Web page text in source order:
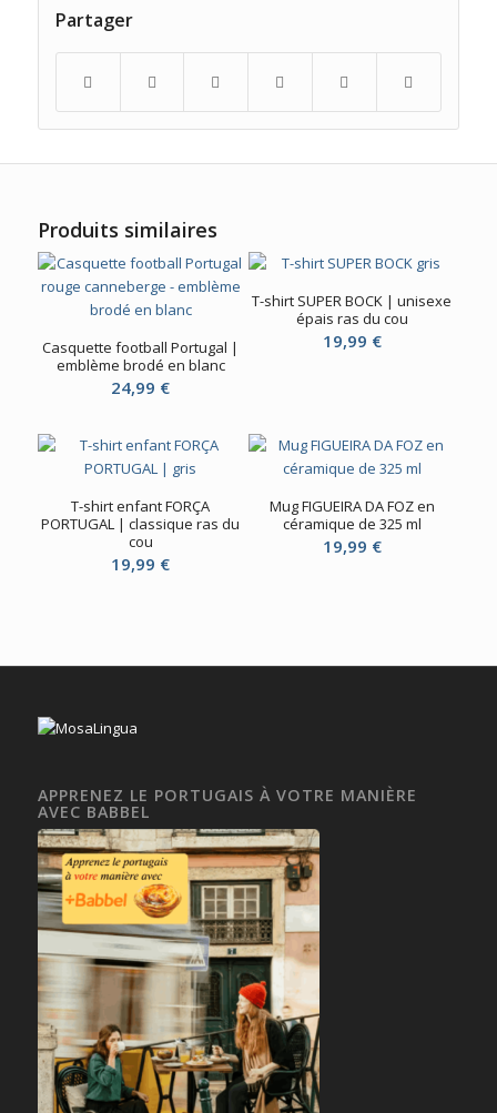
Partager
Produits similaires
Casquette football Portugal |
emblème brodé en blanc
24,99 €
T-shirt SUPER BOCK | unisexe
épais ras du cou
19,99 €
T-shirt enfant FORÇA
PORTUGAL | classique ras du
cou
19,99 €
Mug FIGUEIRA DA FOZ en
céramique de 325 ml
19,99 €
APPRENEZ LE PORTUGAIS À VOTRE MANIÈRE
AVEC BABBEL